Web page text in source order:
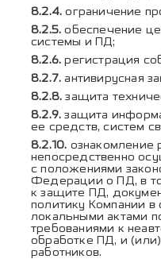
ограничение
обеспечение
системы и ПД;
регистрация
антивирусная
защита
защита
ее средств, систем
ознакомление
непосредственно
с положениями
Федерации о ПД, в
к защите ПД,
политику Компании
локальными актами
требованиями к
обработке ПД, и
работников.